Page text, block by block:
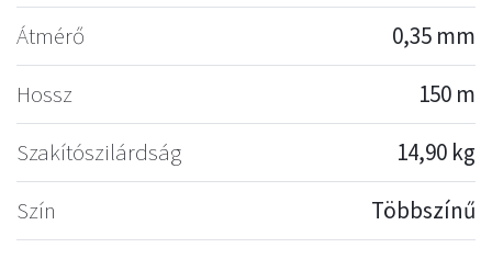
Átmérő
0,35 mm
Hossz
150 m
Szakítószilárdság
14,90 kg
Szín
Többszínű